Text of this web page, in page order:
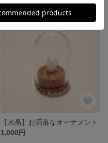
SOLD OUT
【水晶】お洒落なオーナメント
1,000円